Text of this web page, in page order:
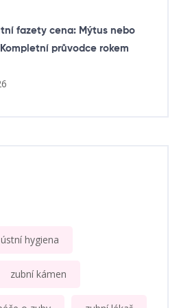
fazety cena: Mýtus nebo
průvodce rokem
ústní hygiena
zubní kámen